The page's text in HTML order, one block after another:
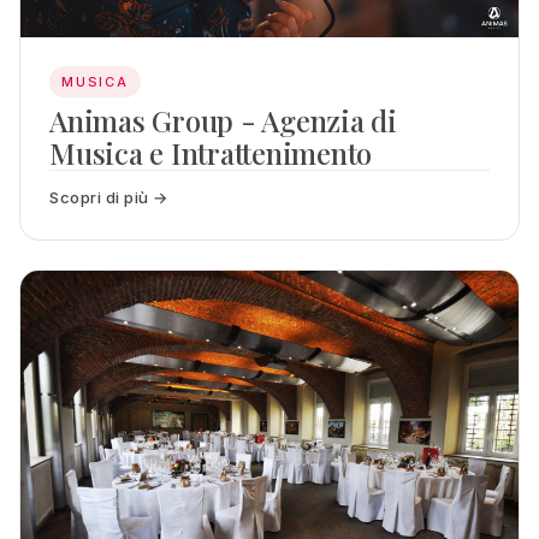
MUSICA
Animas Group - Agenzia di
Musica e Intrattenimento
Scopri di più →